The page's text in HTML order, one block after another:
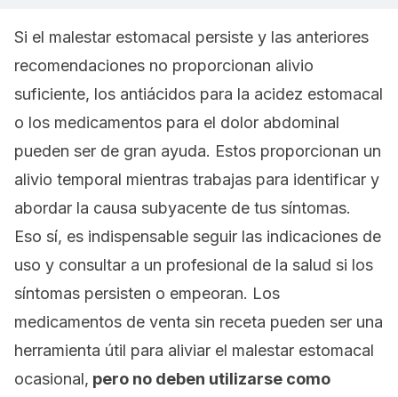
Si el malestar estomacal persiste y las anteriores
recomendaciones no proporcionan alivio
suficiente, los antiácidos para la acidez estomacal
o los medicamentos para el dolor abdominal
pueden ser de gran ayuda. Estos proporcionan un
alivio temporal mientras trabajas para identificar y
abordar la causa subyacente de tus síntomas.
Eso sí, es indispensable seguir las indicaciones de
uso y consultar a un profesional de la salud si los
síntomas persisten o empeoran. Los
medicamentos de venta sin receta pueden ser una
herramienta útil para aliviar el malestar estomacal
ocasional, pero no deben utilizarse como